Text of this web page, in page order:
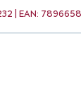
| EAN: